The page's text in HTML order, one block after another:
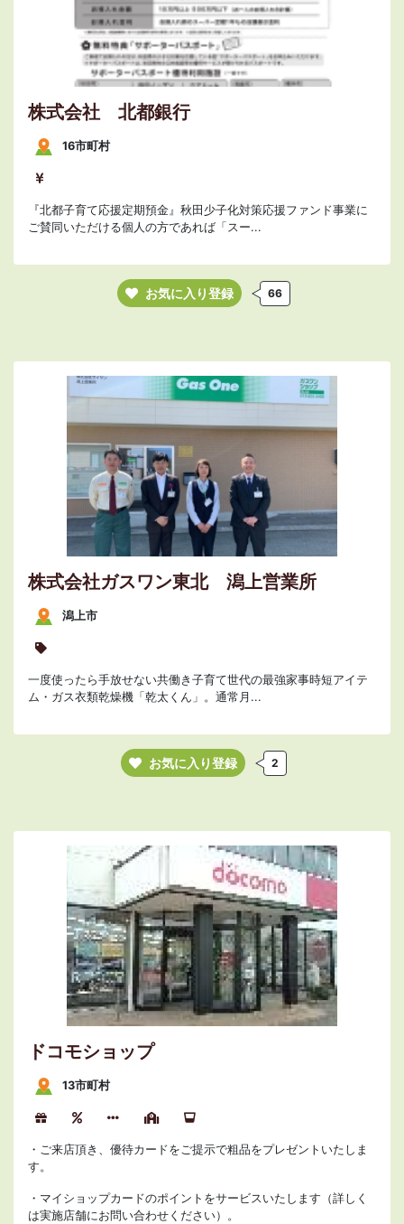
株式会社 北都銀行
16市町村
『北都子育て応援定期預金』秋田少子化対策応援ファンド事業に
ご賛同いただける個人の方であれば「スー...
お気に入り登録 66
株式会社ガスワン東北 潟上営業所
潟上市
一度使ったら手放せない共働き子育て世代の最強家事時短アイテ
ム・ガス衣類乾燥機「乾太くん」。通常月...
お気に入り登録 2
ドコモショップ
13市町村
・ご来店頂き、優待カードをご提示で粗品をプレゼントいたしま
す。
・マイショップカードのポイントをサービスいたします（詳しく
は実施店舗にお問い合わせください）。